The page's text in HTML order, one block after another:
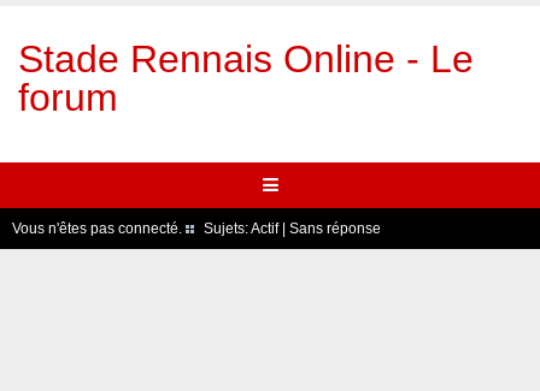
Stade Rennais Online - Le
forum
Vous n'êtes pas connecté. Sujets:Actif| Sans réponse